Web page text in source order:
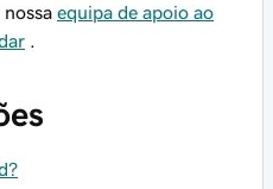
equipa de apoio ao